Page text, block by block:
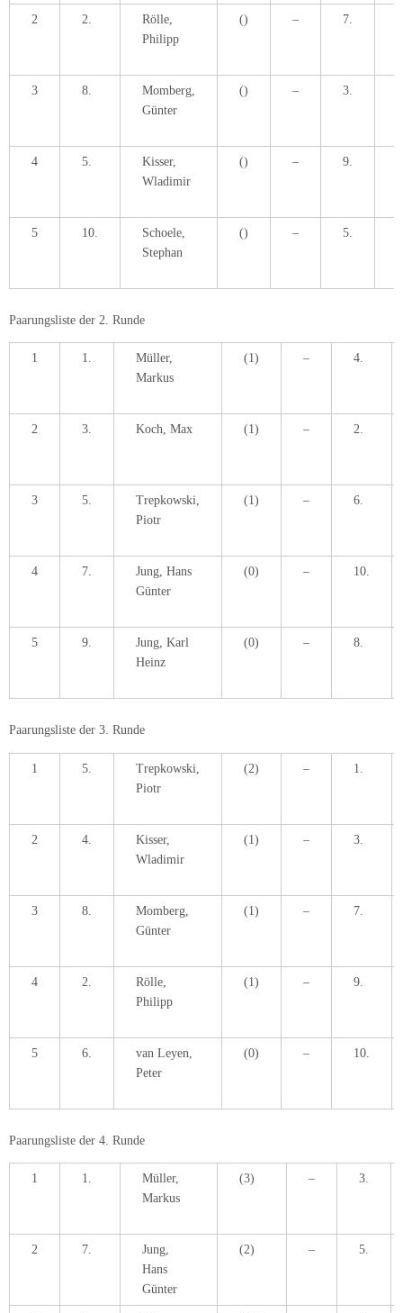
2 2.
Rölle,
Philipp
() – 7.
3 8.
Momberg,
Günter
() – 3.
4 5.
Kisser,
Wladimir
() – 9.
5 10.
Schoele,
Stephan
() – 5.
Paarungsliste der 2. Runde
1 1.
Müller,
Markus
(1) – 4.
2 3. Koch, Max (1) – 2.
3 5.
Trepkowski,
Piotr
(1) – 6.
4 7.
Jung, Hans
Günter
(0) – 10.
5 9.
Jung, Karl
Heinz
(0) – 8.
Paarungsliste der 3. Runde
1 5.
Trepkowski,
Piotr
(2) – 1.
2 4.
Kisser,
Wladimir
(1) – 3.
3 8.
Momberg,
Günter
(1) – 7.
4 2.
Rölle,
Philipp
(1) – 9.
5 6.
van Leyen,
Peter
(0) – 10.
Paarungsliste der 4. Runde
1 1.
Müller,
Markus
(3) – 3.
2 7.
Jung,
Hans
Günter
(2) – 5.